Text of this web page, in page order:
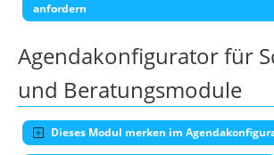
anfordern
Agendakonfigurator für
und Beratungsmodule
Dieses Modul merken im